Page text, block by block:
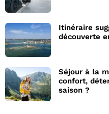
Itinéraire
découverte
Séjour à la
confort,
saison ?